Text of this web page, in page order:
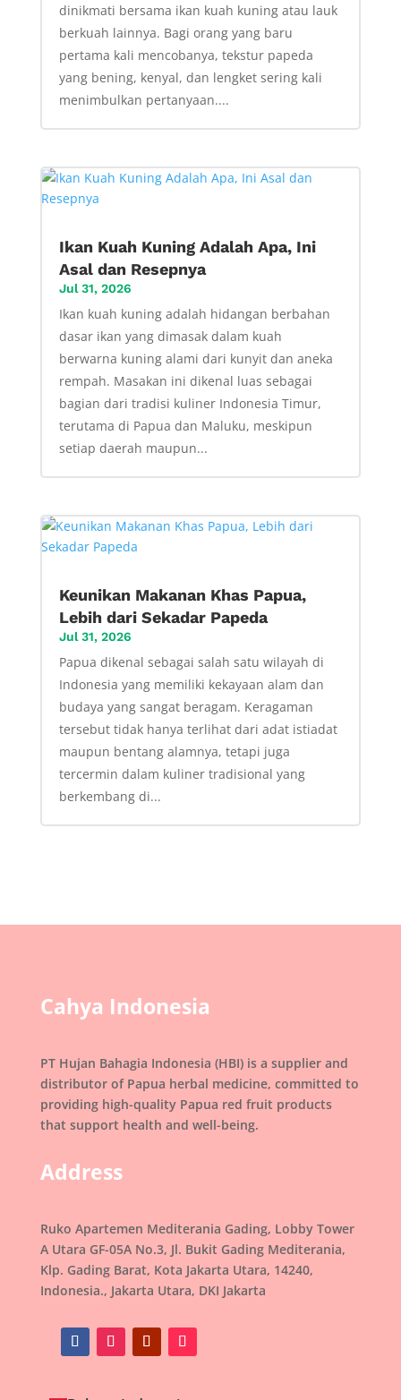
dinikmati bersama ikan kuah kuning atau lauk
berkuah lainnya. Bagi orang yang baru
pertama kali mencobanya, tekstur papeda
yang bening, kenyal, dan lengket sering kali
menimbulkan pertanyaan....
Ikan Kuah Kuning Adalah Apa, Ini
Asal dan Resepnya
Jul 31, 2026
Ikan kuah kuning adalah hidangan berbahan
dasar ikan yang dimasak dalam kuah
berwarna kuning alami dari kunyit dan aneka
rempah. Masakan ini dikenal luas sebagai
bagian dari tradisi kuliner Indonesia Timur,
terutama di Papua dan Maluku, meskipun
setiap daerah maupun...
Keunikan Makanan Khas Papua,
Lebih dari Sekadar Papeda
Jul 31, 2026
Papua dikenal sebagai salah satu wilayah di
Indonesia yang memiliki kekayaan alam dan
budaya yang sangat beragam. Keragaman
tersebut tidak hanya terlihat dari adat istiadat
maupun bentang alamnya, tetapi juga
tercermin dalam kuliner tradisional yang
berkembang di...
Cahya Indonesia
PT Hujan Bahagia Indonesia (HBI) is a supplier and
distributor of Papua herbal medicine, committed to
providing high-quality Papua red fruit products
that support health and well-being.
Address
Ruko Apartemen Mediterania Gading, Lobby Tower
A Utara GF-05A No.3, Jl. Bukit Gading Mediterania,
Klp. Gading Barat, Kota Jakarta Utara, 14240,
Indonesia., Jakarta Utara, DKI Jakarta